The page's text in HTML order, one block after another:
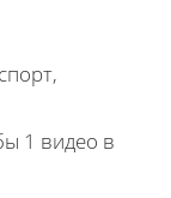
1 видео в